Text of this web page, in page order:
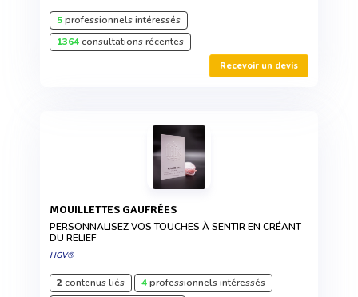
5professionnels intéressés
1364consultations récentes
Recevoir un devis
MOUILLETTES GAUFRÉES
PERSONNALISEZ VOS TOUCHES À SENTIR EN CRÉANT
DU RELIEF
HGV®
2contenus liés 4professionnels intéressés